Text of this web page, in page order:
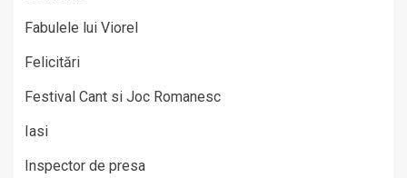
Fabulele lui Viorel
Felicitări
Festival Cant si Joc Romanesc
Iasi
Inspector de presa